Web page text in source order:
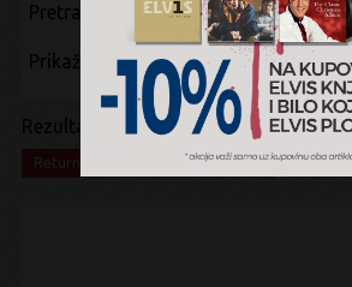
Pretraži po:
Prikaži po:
Rezultati pretrage:
Return Of The Dream Canteen x Funk x